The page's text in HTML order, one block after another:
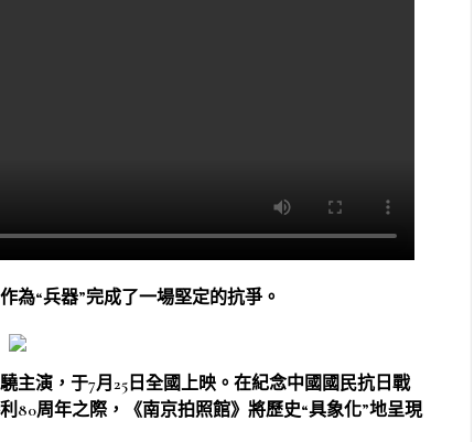
為“兵器”完成了一場堅定的抗爭。
主演，于7月25日全國上映。在紀念中國國民抗日戰
80周年之際，《南京拍照館》將歷史“具象化”地呈現